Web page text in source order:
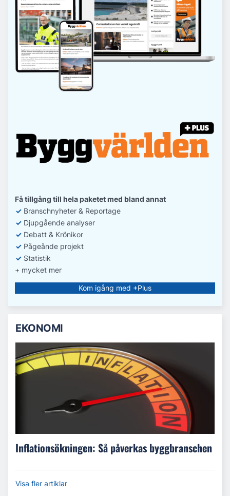
Få tillgång till hela paketet med bland annat
✓ Branschnyheter & Reportage
✓ Djupgående analyser
✓ Debatt & Krönikor
✓ Pågeånde projekt
✓ Statistik
+ mycket mer
Kom igång med +Plus
EKONOMI
Inflationsökningen: Så påverkas byggbranschen
Visa fler artiklar